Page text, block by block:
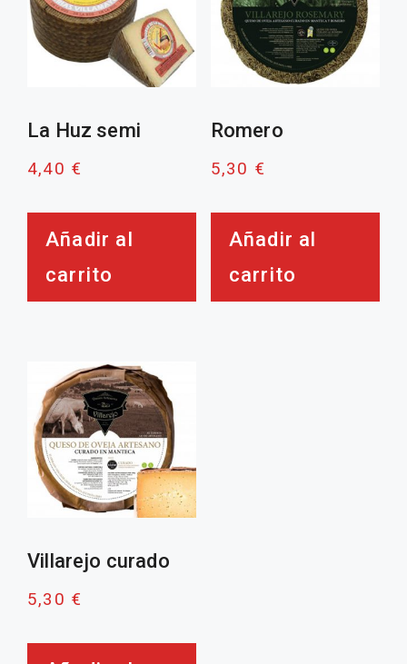
La Huz semi
4,40 €
Añadir al
carrito
Romero
5,30 €
Añadir al
carrito
Villarejo curado
5,30 €